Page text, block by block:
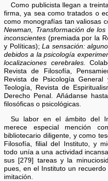
Como publicista llegan a
firma, ya sea como tratados o
como monografías tan valiosas
Newman, Transformación de
inconscientes (premiada por la
y Políticas);La sensación:
debidos a la psicología
localizaciones cerebrales.
Revista de Filosofía,
Revista de Psicología
Teología, Revista de
Derecho Penal. Añádanse
filosóficas o psicológicas.
Su labor en el ámbito del
merece especial mención
bibliotecario diligente, y como
Filosofía, filial del Instituto, y
todo unía a una actividad
sus [279] tareas y la
pues, en el Instituto un
imitación.